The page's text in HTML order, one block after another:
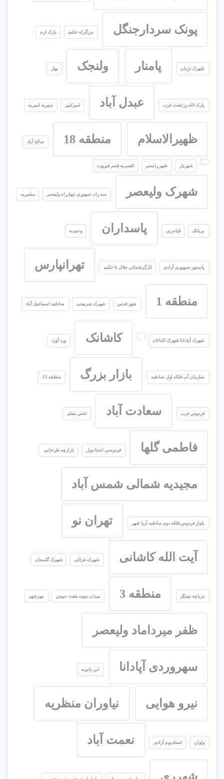
پونک سردارجنگل بزرگراه حکیم پارک ارم
شهرک دژبان پامنار ولنجک بهار
پارک لاله زرتشت غرب عبدل آباد امیرکبیر منیریه امیریه
ظهیرالاسلام منطقه 18 صالح آباد
شهریار شهر رامسر افسریه قصر فیروزه
شهرک ولیعصر سه راه جمهوری چهارراه ولیعصر مشیریه
بریانک قیام ری پاسداران وحیدیه
پاستور جمهوری آزادی کارگرشمالی جلال تا حکیم تهرانپارس
منطقه 1 شهر قدس شهرک شریعتی صادقیه اسماعیل آباد
شهرک آپادانا شهرک اکباتان کاشانک ورد آورد
سازمان آب فلکه اول صادقیه بازار بزرگ منطقه 21
فردوس غرب سعادت آباد تختی معلم
فاطمی گلها فردوسی استانبول بازارچه طرخانی
مجیدیه شمالی شمس آباد
بلوار فردوس فلکه دوم صادقیه آریا شهر تهران نو
آیت الله کاشانی شهرک غزالی شهرک گلستان
دریاچه چیتگر منطقه 3 میدان نبوت هفت حوض مهرشهر
ظفر میرداماد ولیعصر
سهروردی آپادانا ابن بابویه
نیرو هوایی نیاوران منظریه
واوان استادیوم آزادی نعمت آباد